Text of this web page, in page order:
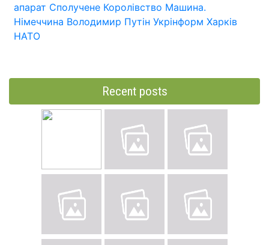
апарат Сполучене Королівство Машина.
Німеччина Володимир Путін Укрінформ Харків
НАТО
Recent posts